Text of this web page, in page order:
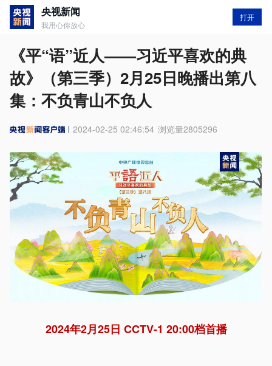
央视新闻
我用心你放心
打开
《平“语”近人——习近平喜欢的典
故》（第三季）2月25日晚播出第八
集：不负青山不负人
2024-02-25 02:46:54 浏览量2805296
2024年2月25日 CCTV-1 20:00档首播